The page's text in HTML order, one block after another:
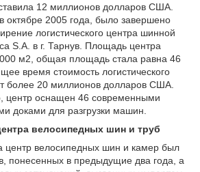
12 миллионов долларов США.
октябре 2005 года, было завершено
логистического центра шинной
S.A. в г. Тарнув. Площадь центра
м2, общая площадь стала равна 46
время стоимость логистического
более 20 миллионов долларов США.
центр оснащен 46 современными
доками для разгрузки машин.
велосипедных шин и труб
центр велосипедных шин и камер был
понесенных в предыдущие два года, а